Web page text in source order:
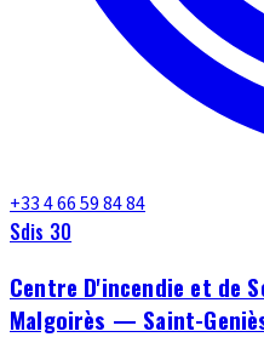
+33 4 66 59 84 84
Sdis 30
Centre D'incendie et de
Malgoirès — Saint-